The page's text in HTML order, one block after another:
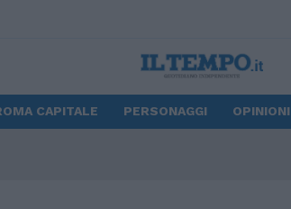
CAPITALE PERSONAGGI OPINIONI